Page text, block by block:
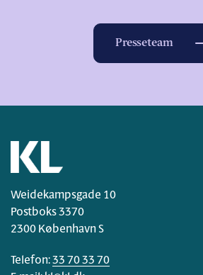
Presseteam
Weidekampsgade 10
Postboks 3370
2300 København S
Telefon:33 70 33 70